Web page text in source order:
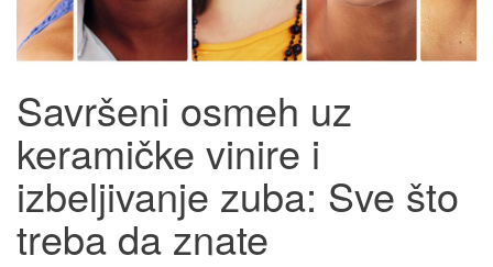
Savršeni osmeh uz
keramičke vinire i
izbeljivanje zuba: Sve što
treba da znate